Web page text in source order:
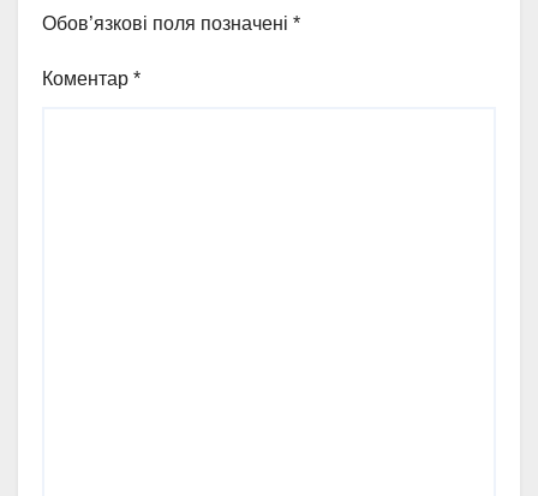
Обов’язкові поля позначені *
Коментар *